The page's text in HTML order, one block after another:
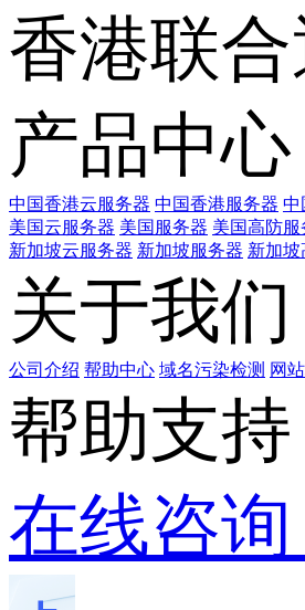
香港联
产品中心
中国香港云服务器 中国香港服务器 中
美国云服务器 美国服务器 美国高防服
新加坡云服务器 新加坡服务器 新加坡
关于我们
公司介绍 帮助中心 域名污染检测 网
帮助支持
在线咨询